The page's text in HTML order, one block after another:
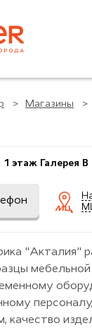
Магазины
1 этаж Галерея B
"Акталия"
мебельной
качество